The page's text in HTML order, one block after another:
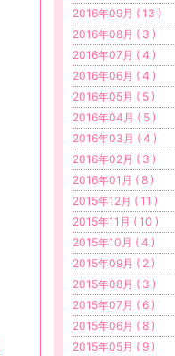
2016年09月 ( 13 )
2016年08月 ( 3 )
2016年07月 ( 4 )
2016年06月 ( 4 )
2016年05月 ( 5 )
2016年04月 ( 5 )
2016年03月 ( 4 )
2016年02月 ( 3 )
2016年01月 ( 8 )
2015年12月 ( 11 )
2015年11月 ( 10 )
2015年10月 ( 4 )
2015年09月 ( 2 )
2015年08月 ( 3 )
2015年07月 ( 6 )
2015年06月 ( 8 )
2015年05月 ( 9 )